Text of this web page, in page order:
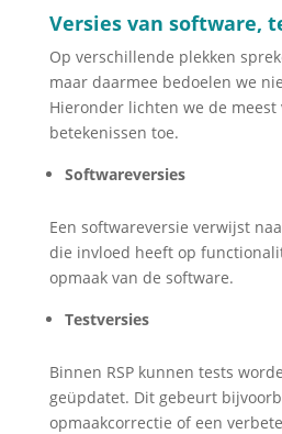
Versies van software,
Op verschillende plekken
maar daarmee bedoelen we
Hieronder lichten we de meest
betekenissen toe.
Softwareversies
Een softwareversie verwijst
die invloed heeft op
opmaak van de software.
Testversies
Binnen RSP kunnen tests
geüpdatet. Dit gebeurt
opmaakcorrectie of een